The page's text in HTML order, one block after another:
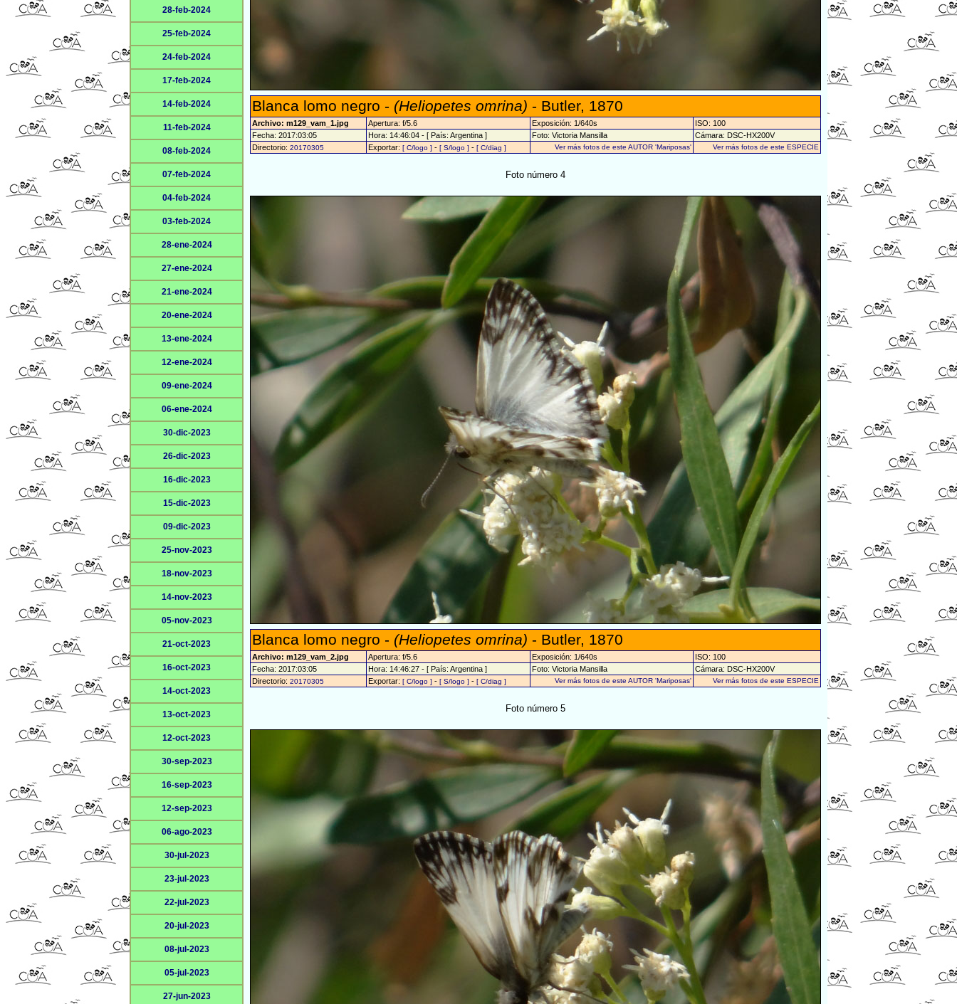
28-feb-2024
25-feb-2024
24-feb-2024
17-feb-2024
14-feb-2024
11-feb-2024
08-feb-2024
07-feb-2024
04-feb-2024
03-feb-2024
28-ene-2024
27-ene-2024
21-ene-2024
20-ene-2024
13-ene-2024
12-ene-2024
09-ene-2024
06-ene-2024
30-dic-2023
26-dic-2023
16-dic-2023
15-dic-2023
09-dic-2023
25-nov-2023
18-nov-2023
14-nov-2023
05-nov-2023
21-oct-2023
16-oct-2023
14-oct-2023
13-oct-2023
12-oct-2023
30-sep-2023
16-sep-2023
12-sep-2023
06-ago-2023
30-jul-2023
23-jul-2023
22-jul-2023
20-jul-2023
08-jul-2023
05-jul-2023
27-jun-2023
Blanca lomo negro - (Heliopetes omrina) - Butler, 1870
Archivo: m129_vam_1.jpg Apertura: f/5.6 Exposición: 1/640s
ISO: 100
Fecha: 2017:03:05
Hora: 14:46:04 - [ País: Argentina ] Foto: Victoria Mansilla
Cámara: DSC-HX200V
Directorio: 20170305 Exportar: [ C/logo ] - [ S/logo ] - [ C/diag ] Ver más fotos de este AUTOR 'Mariposas' Ver más fotos de este ESPECIE
Foto número 4
Blanca lomo negro - (Heliopetes omrina) - Butler, 1870
Archivo: m129_vam_2.jpg Apertura: f/5.6 Exposición: 1/640s
ISO: 100
Fecha: 2017:03:05
Hora: 14:46:27 - [ País: Argentina ] Foto: Victoria Mansilla
Cámara: DSC-HX200V
Directorio: 20170305 Exportar: [ C/logo ] - [ S/logo ] - [ C/diag ] Ver más fotos de este AUTOR 'Mariposas' Ver más fotos de este ESPECIE
Foto número 5